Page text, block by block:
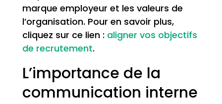
marque employeur et les valeurs de
l’organisation. Pour en savoir plus,
cliquez sur ce lien : aligner vos objectifs
de recrutement.
L’importance de la
communication interne